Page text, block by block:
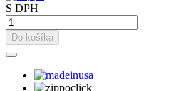
S DPH
Do košíka